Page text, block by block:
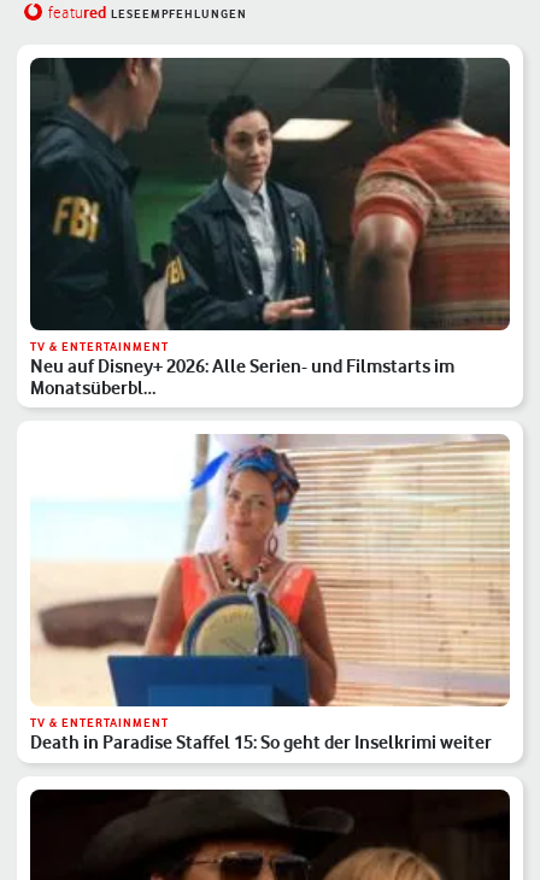
featured LESEEMPFEHLUNGEN
TV & ENTERTAINMENT
Neu auf Disney+ 2026: Alle Serien- und Filmstarts im
Monatsüberbl…
TV & ENTERTAINMENT
Death in Paradise Staffel 15: So geht der Inselkrimi weiter